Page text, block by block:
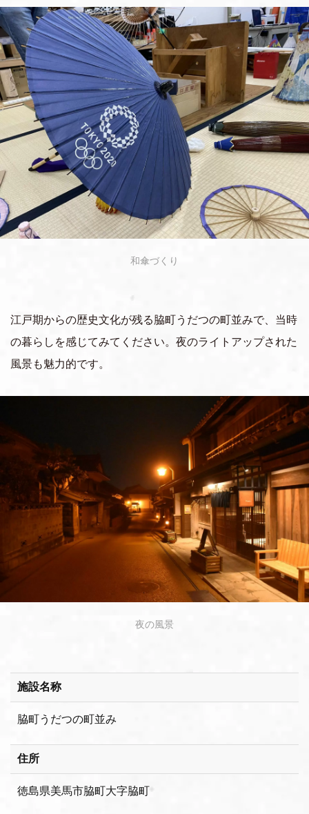
和傘づくり
江戸期からの歴史文化が残る脇町うだつの町並みで、当時
の暮らしを感じてみてください。夜のライトアップされた
風景も魅力的です。
夜の風景
施設名称
脇町うだつの町並み
住所
徳島県美馬市脇町大字脇町